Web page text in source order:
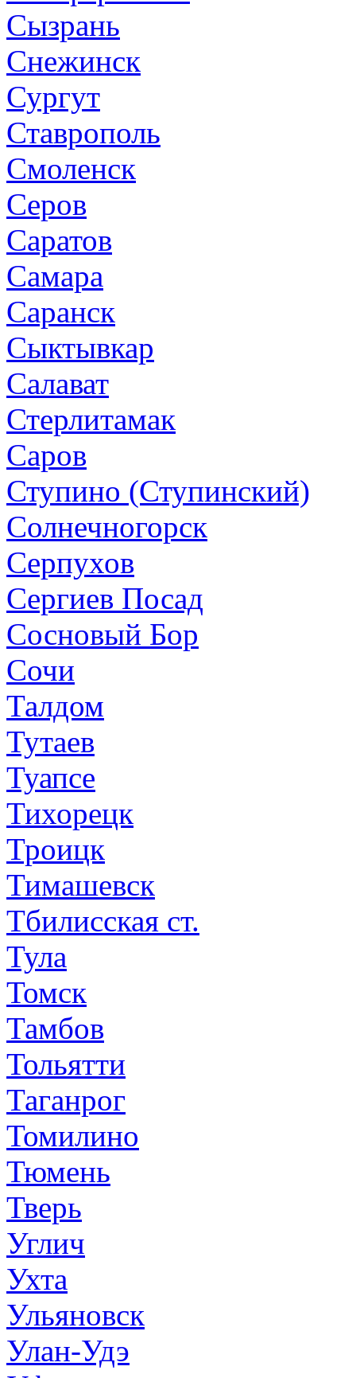
Сызрань
Снежинск
Сургут
Ставрополь
Смоленск
Серов
Саратов
Самара
Саранск
Сыктывкар
Салават
Стерлитамак
Саров
Ступино (Ступинский)
Солнечногорск
Серпухов
Сергиев Посад
Сосновый Бор
Сочи
Талдом
Тутаев
Туапсе
Тихорецк
Троицк
Тимашевск
Тбилисская ст.
Тула
Томск
Тамбов
Тольятти
Таганрог
Томилино
Тюмень
Тверь
Углич
Ухта
Ульяновск
Улан-Удэ